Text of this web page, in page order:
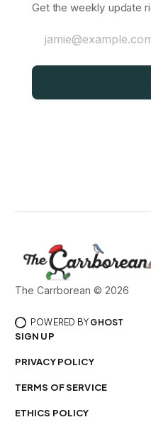
Get the weekly update
The Carrborean © 2026
POWERED BY GHOST
SIGN UP
PRIVACY POLICY
TERMS OF SERVICE
ETHICS POLICY